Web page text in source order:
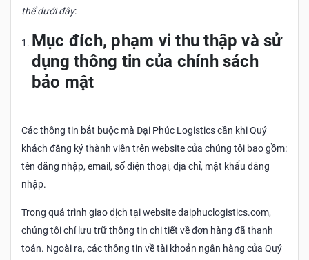
thể dưới đây:
Mục đích, phạm vi thu thập và sử
dụng thông tin của chính sách
bảo mật
Các thông tin bắt buộc mà Đại Phúc Logistics cần khi Quý
khách đăng ký thành viên trên website của chúng tôi bao gồm:
tên đăng nhập, email, số điện thoại, địa chỉ, mật khẩu đăng
nhập.
Trong quá trình giao dịch tại website daiphuclogistics.com,
chúng tôi chỉ lưu trữ thông tin chi tiết về đơn hàng đã thanh
toán. Ngoài ra, các thông tin về tài khoản ngân hàng của Quý